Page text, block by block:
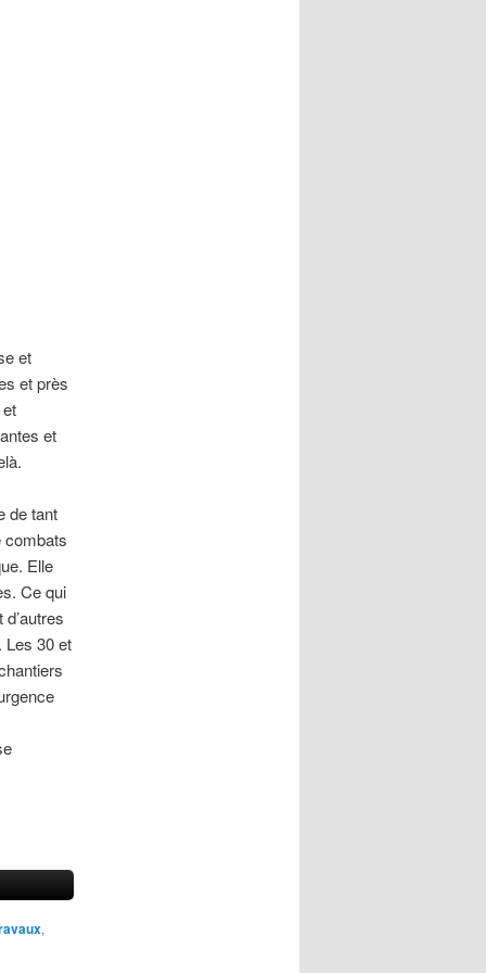
et
et près
et
de tant
combats
Elle
Ce qui
Les 30 et
,